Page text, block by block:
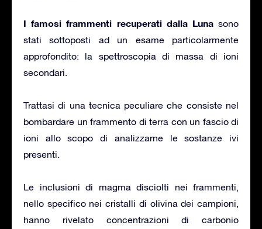
I famosi frammenti recuperati dalla Lunasono
stati sottoposti ad un esame particolarmente
approfondito: la spettroscopia di massa di ioni
secondari.
Trattasi di una tecnica peculiare che consiste nel
bombardare un frammento di terra con un fascio di
ioni allo scopo di analizzarne le sostanze ivi
presenti.
Le inclusioni di magma disciolti nei frammenti,
nello specifico nei cristalli di olivina dei campioni,
hanno rivelato concentrazioni di carbonio